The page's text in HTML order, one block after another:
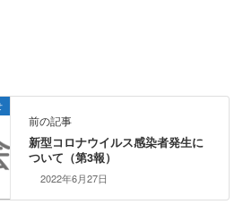
前の記事
新型コロナウイルス感染者発生に
ついて（第3報）
2022年6月27日